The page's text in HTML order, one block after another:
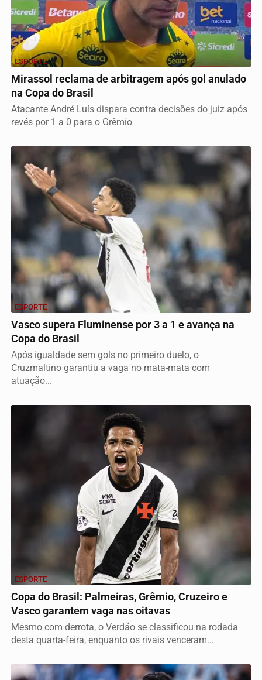
ESPORTE
Mirassol reclama de arbitragem após gol anulado
na Copa do Brasil
Atacante André Luís dispara contra decisões do juiz após
revés por 1 a 0 para o Grêmio
ESPORTE
Vasco supera Fluminense por 3 a 1 e avança na
Copa do Brasil
Após igualdade sem gols no primeiro duelo, o
Cruzmaltino garantiu a vaga no mata-mata com
atuação...
ESPORTE
Copa do Brasil: Palmeiras, Grêmio, Cruzeiro e
Vasco garantem vaga nas oitavas
Mesmo com derrota, o Verdão se classificou na rodada
desta quarta-feira, enquanto os rivais venceram...